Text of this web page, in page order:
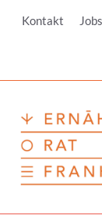
InhaltKontakt